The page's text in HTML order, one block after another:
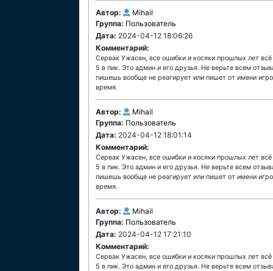
Автор:
Mihail
Группа: Пользователь
Дата: 2024-04-12 18:06:26
Комментарий:
Сервак Ужасен, все ошибки и косяки прошлых лет
5 в пик. Это админ и его друзья. Не верьте всем
пишешь вообще не реагирует или пишет от имени
время.
Автор:
Mihail
Группа: Пользователь
Дата: 2024-04-12 18:01:14
Комментарий:
Сервак Ужасен, все ошибки и косяки прошлых лет
5 в пик. Это админ и его друзья. Не верьте всем
пишешь вообще не реагирует или пишет от имени
время.
Автор:
Mihail
Группа: Пользователь
Дата: 2024-04-12 17:21:10
Комментарий:
Сервак Ужасен, все ошибки и косяки прошлых лет
5 в пик. Это админ и его друзья. Не верьте всем